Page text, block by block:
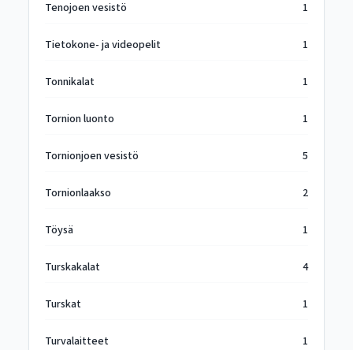
Tenojoen vesistö 1
Tietokone- ja videopelit 1
Tonnikalat 1
Tornion luonto 1
Tornionjoen vesistö 5
Tornionlaakso 2
Töysä 1
Turskakalat 4
Turskat 1
Turvalaitteet 1